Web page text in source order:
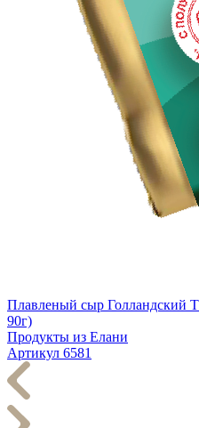
Плавленый сыр Голландский
90г)
Продукты из Елани
Артикул 6581